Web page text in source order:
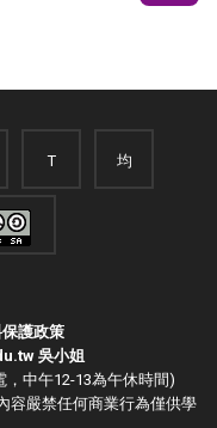
T 均
護政策
吳小姐
，中午12-13為午休時間)
容嚴禁任何商業行為僅供學